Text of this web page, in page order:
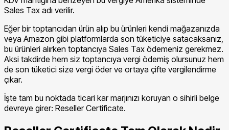
Sales Tax adı verilir.
Eğer bir toptancıdan ürün alıp bu ürünleri kendi mağazanızda
veya Amazon gibi platformlarda son tüketiciye satacaksanız,
bu ürünleri alırken toptancıya Sales Tax ödemeniz gerekmez.
Aksi takdirde hem siz toptancıya vergi ödemiş olursunuz hem
de son tüketici size vergi öder ve ortaya çifte vergilendirme
çıkar.
İşte tam bu noktada ticari kar marjınızı koruyan o sihirli belge
devreye girer: Reseller Certificate.